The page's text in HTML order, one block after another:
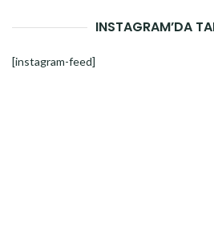
INSTAGRAM’DA
[instagram-feed]